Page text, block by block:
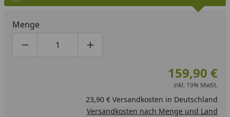
Menge
Produktmenge um eins verringern
Produktmenge manuell eingeben
Produktmenge um eins erhöhen
159,90 €
inkl. 19% MwSt.
23,90 € Versandkosten in Deutschland
Versandkosten nach Menge und Land